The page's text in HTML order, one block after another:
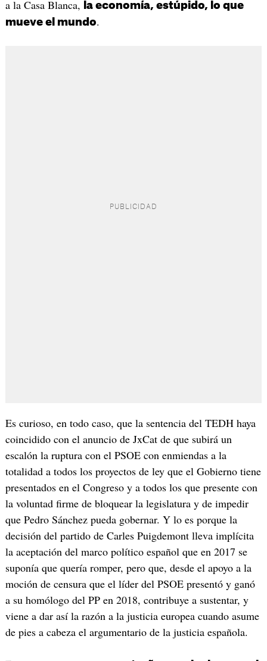
a la Casa Blanca,
la economía, estúpido, lo que
mueve el mundo.
Es curioso, en todo caso, que la sentencia del TEDH haya
coincidido con el anuncio de JxCat de que subirá un
escalón la ruptura con el PSOE con enmiendas a la
totalidad a todos los proyectos de ley que el Gobierno tiene
presentados en el Congreso y a todos los que presente con
la voluntad firme de bloquear la legislatura y de impedir
que Pedro Sánchez pueda gobernar. Y lo es porque la
decisión del partido de Carles Puigdemont lleva implícita
la aceptación del marco político español que en 2017 se
suponía que quería romper, pero que, desde el apoyo a la
moción de censura que el líder del PSOE presentó y ganó
a su homólogo del PP en 2018, contribuye a sustentar, y
viene a dar así la razón a la justicia europea cuando asume
de pies a cabeza el argumentario de la justicia española.